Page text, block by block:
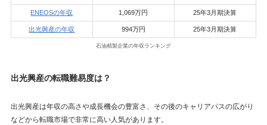
ENEOSの年収 1,069万円 25年3月期決算
出光興産の年収 994万円 25年3月期決算
石油精製企業の年収ランキング
出光興産の転職難易度は？
出光興産は年収の高さや成長機会の豊富さ、その後のキャリアパスの広がり
などから転職市場で非常に高い人気があります。